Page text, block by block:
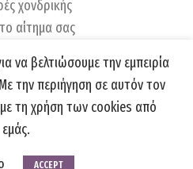
χονδρικής
αίτημα σας
2021 ALL RIGHTS REVERSED
απορρήτου
να βελτιώσουμε την εμπειρία
την περιήγηση σε αυτόν τον
τη χρήση των cookies από
εμάς.
ACCEPT